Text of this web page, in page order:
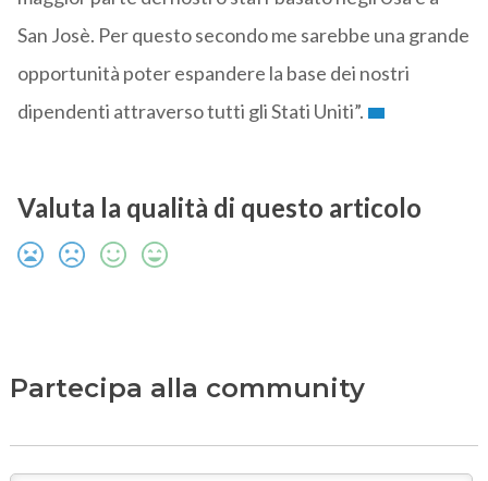
San Josè. Per questo secondo me sarebbe una grande
opportunità poter espandere la base dei nostri
dipendenti attraverso tutti gli Stati Uniti”.
Valuta la qualità di questo articolo
Partecipa alla community